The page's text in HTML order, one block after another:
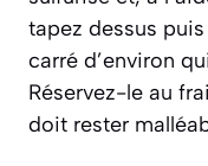
tapez dessus
carré d’environ
Réservez-le au
doit rester